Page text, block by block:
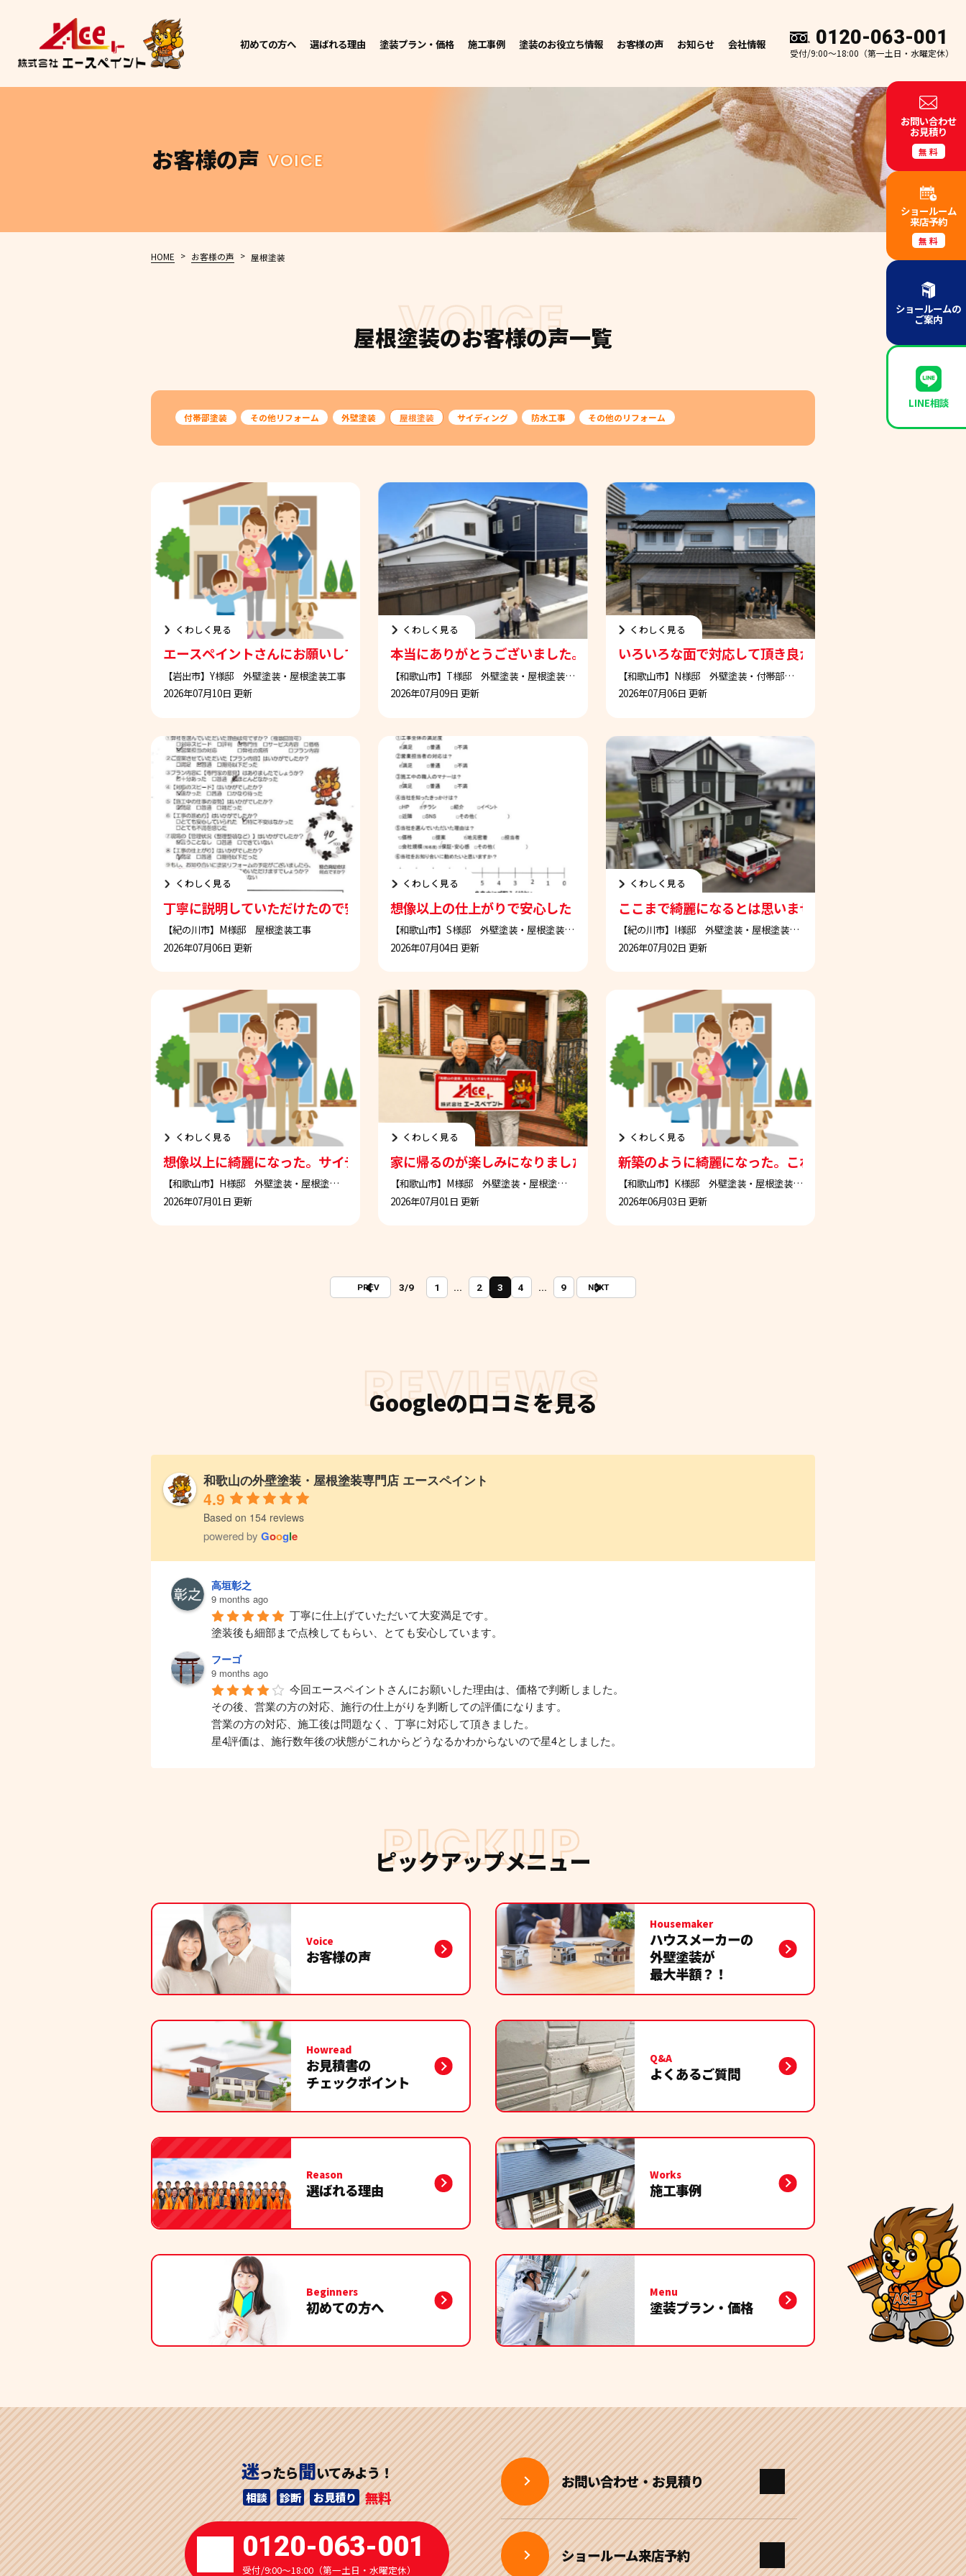
初めての方へ 選ばれる理由 塗装プラン・価格 施工事例 塗装のお役立ち情報 お客様の声 お知らせ 会社情報 0120-063-001
受付/9:00～18:00（第一土日・水曜定休）
お客様の声 VOICE
HOME > お客様の声 > 屋根塗装
VOICE
屋根塗装のお客様の声一覧
付帯部塗装 その他リフォーム 外壁塗装 屋根塗装 サイディング 防水工事 その他のリフォーム
エースペイントさんにお願いして本当に良かったです
【岩出市】Y様邸 外壁塗装・屋根塗装工事
2026年07月10日 更新
くわしく見る
本当にありがとうございました。これで安心して住み続けられます
【和歌山市】T様邸 外壁塗装・屋根塗装工事
2026年07月09日 更新
くわしく見る
いろいろな面で対応して頂き良かったです
【和歌山市】N様邸 外壁塗装・付帯部塗装工事
2026年07月06日 更新
くわしく見る
丁寧に説明していただけたので安心してお願いできた
【紀の川市】M様邸 屋根塗装工事
2026年07月06日 更新
くわしく見る
想像以上の仕上がりで安心した
【和歌山市】S様邸 外壁塗装・屋根塗装工事
2026年07月04日 更新
くわしく見る
ここまで綺麗になるとは思いませんでした。これでしばら
【紀の川市】I様邸 外壁塗装・屋根塗装工事
2026年07月02日 更新
くわしく見る
想像以上に綺麗になった。サイディングのデザインがそのまま残せて良かった
【和歌山市】H様邸 外壁塗装・屋根塗装工事
2026年07月01日 更新
くわしく見る
家に帰るのが楽しみになりました。本当にありがとうございました
【和歌山市】M様邸 外壁塗装・屋根塗装工事
2026年07月01日 更新
くわしく見る
新築のように綺麗になった。これで安心して長く住める
【和歌山市】K様邸 外壁塗装・屋根塗装工事
2026年06月03日 更新
くわしく見る
3/9 1
PREV ... 2 3 4 ... NEXT
9
REVIEWS
Googleの口コミを見る
和歌山の外壁塗装・屋根塗装専門店 エースペイント
4.9
Based on 154 reviews
powered by Google
高垣彰之
9 months ago
丁寧に仕上げていただいて大変満足です。
塗装後も細部まで点検してもらい、とても安心しています。
フーゴ
9 months ago
今回エースペイントさんにお願いした理由は、価格で判断しました。
その後、営業の方の対応、施行の仕上がりを判断しての評価になります。
営業の方の対応、施工後は問題なく、丁寧に対応して頂きました。
星4評価は、施行数年後の状態がこれからどうなるかわからないので星4としました。
森直樹
11 months ago
見積りからの作業完了までの一連の流れに不安なく塗装して頂きました。夏の暑い中、笑顔で対応、作
業して頂いたお二人の職人さん、ご近所の方にも良い評判を頂きました‼営業担当の方も塗装終了後にも最終チェックし
中西美佐
12 months ago
３年前に外壁と屋根の塗装をしていただきましたが、想像以上の仕上がりでとても満足しました。
その後も1年目の定期点検、そして今日も3年目の定期点検に来ていただきました。アフターケアもしっかりしていて、安
心して任せることができます。
12 months ago
大山和美
a year ago
最初の見積りの時から分かりやすく丁寧に対応して頂きました。
思いもよらないトラブルがありましたがその事をお話するとすぐに誠実に対応して頂いてありがとうございました。
暑い中きれいに仕上げて頂きましてありがとうございます。
今後ともよろしくお願いします。
井下周一
a year ago
石本泰星
a year ago
担当の方にとても丁寧に対応頂きました。
出来栄えも非常に良く、大満足しております。
アフターフォローもしっかり対応頂けるところも安心できるポイントでした。
ありがとうございました。
オッカブ
a year ago
今回は屋根のカバー工法と外壁塗装をお願いしました。池田さんの提案がとても丁寧で、金額面も気に
なっていしましたが、思ってた以上にコスパ良く施工していただきました。40年持つそうなので安心してこれからも住み
PICKUP
ピックアップメニュー
Voice
お客様の声
Housemaker
ハウスメーカーの
外壁塗装が
最大半額？！
Howread
お見積書の
チェックポイント
Q&A
よくあるご質問
Reason
選ばれる理由
Works
施工事例
Beginners
初めての方へ
Menu
塗装プラン・価格
迷ったら聞いてみよう！
相談 診断 お見積り 無料
0120-063-001
受付/9:00～18:00（第一土日・水曜定休）
お問い合わせ・お見積り
ショールーム来店予約
お問い合わせ
お見積り
無料
ショールーム
来店予約
無料
ショールームの
ご案内
LINE相談